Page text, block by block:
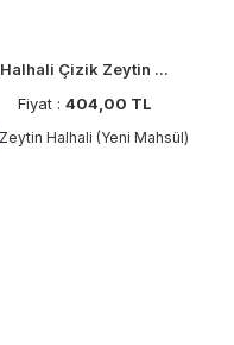
Halhali Çizik Zeytin ...
Fiyat : 404,00 TL